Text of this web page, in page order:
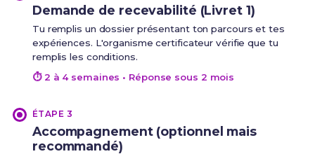
Demande de recevabilité (Livret 1)
Tu remplis un dossier présentant ton parcours et tes
expériences. L'organisme certificateur vérifie que tu
remplis les conditions.
⏱ 2 à 4 semaines • Réponse sous 2 mois
ÉTAPE 3
Accompagnement (optionnel mais
recommandé)